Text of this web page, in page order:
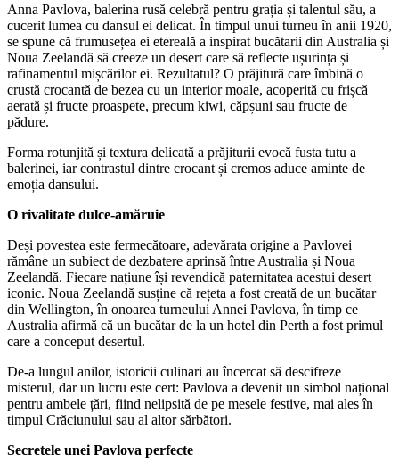
Anna Pavlova, balerina rusă celebră pentru grația și talentul său, a
cucerit lumea cu dansul ei delicat. În timpul unui turneu în anii 1920,
se spune că frumusețea ei etereală a inspirat bucătarii din Australia și
Noua Zeelandă să creeze un desert care să reflecte ușurința și
rafinamentul mișcărilor ei. Rezultatul? O prăjitură care îmbină o
crustă crocantă de bezea cu un interior moale, acoperită cu frișcă
aerată și fructe proaspete, precum kiwi, căpșuni sau fructe de
pădure.
Forma rotunjită și textura delicată a prăjiturii evocă fusta tutu a
balerinei, iar contrastul dintre crocant și cremos aduce aminte de
emoția dansului.
O rivalitate dulce-amăruie
Deși povestea este fermecătoare, adevărata origine a Pavlovei
rămâne un subiect de dezbatere aprinsă între Australia și Noua
Zeelandă. Fiecare națiune își revendică paternitatea acestui desert
iconic. Noua Zeelandă susține că rețeta a fost creată de un bucătar
din Wellington, în onoarea turneului Annei Pavlova, în timp ce
Australia afirmă că un bucătar de la un hotel din Perth a fost primul
care a conceput desertul.
De-a lungul anilor, istoricii culinari au încercat să descifreze
misterul, dar un lucru este cert: Pavlova a devenit un simbol național
pentru ambele țări, fiind nelipsită de pe mesele festive, mai ales în
timpul Crăciunului sau al altor sărbători.
Secretele unei Pavlova perfecte